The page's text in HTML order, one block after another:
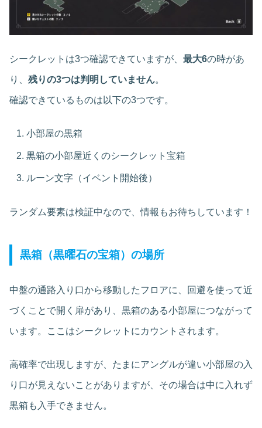
シークレットは3つ確認できていますが、 最大6の時があ
り、 残りの3つは判明していません。
確認できているものは以下の3つです。
小部屋の黒箱
黒箱の小部屋近くのシークレット宝箱
ルーン文字（イベント開始後）
ランダム要素は検証中なので、情報もお待ちしています！
黒箱（黒曜石の宝箱）の場所
中盤の通路入り口から移動したフロアに、回避を使って近
づくことで開く扉があり、黒箱のある小部屋につながって
います。ここはシークレットにカウントされます。
高確率で出現しますが、たまにアングルが違い小部屋の入
り口が見えないことがありますが、その場合は中に入れず
黒箱も入手できません。